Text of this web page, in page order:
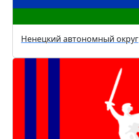
Ненецкий автономный округ